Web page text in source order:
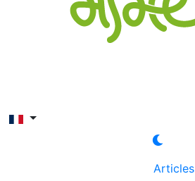
Articles